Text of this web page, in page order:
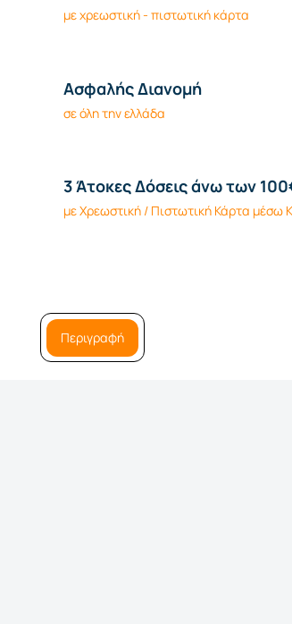
με χρεωστική - πιστωτική κάρτα
Ασφαλής Διανομή
σε όλη την ελλάδα
3 Άτοκες Δόσεις άνω των
με Χρεωστική / Πιστωτική Κάρτα μέσω
Περιγραφή